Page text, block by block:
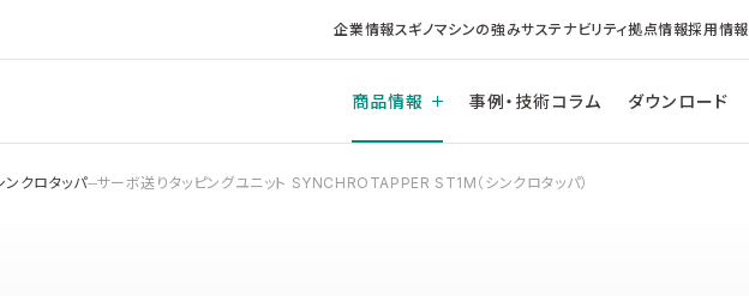
企業情報スギノマシンの強みサステナビリティ拠点情報採用情報
商品情報 事例・技術コラム ダウンロード
ンクロタッパ サーボ送りタッピングユニット SYNCHROTAPPER ST1M（シンクロタッパ）